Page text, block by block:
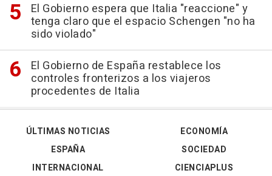
El Gobierno espera que Italia "reaccione" y
tenga claro que el espacio Schengen "no ha
sido violado"
El Gobierno de España restablece los
controles fronterizos a los viajeros
procedentes de Italia
ÚLTIMAS NOTICIAS
ESPAÑA
INTERNACIONAL
ECONOMÍA
SOCIEDAD
CIENCIAPLUS